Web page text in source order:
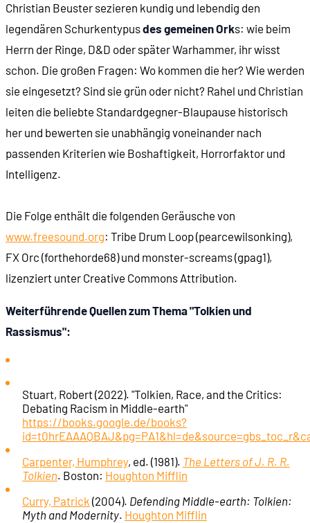
00:26:31 Orks in Warhammer Fantasy (1983)
00:27:19 Die ersten Darstellungen von Orks
00:28:40 "Die Straße nach Minas Tirith"
00:29:08 "Zwei Orks"
00:30:31
00:30:55 Das erste Ork-Bild in Dungeons & Dragons
00:31:23 Orks im Hildebrand-Kalender (1976)
00:32:52
00:35:12 Der Bakshi-Film (1978)
00:36:09 The Return of the King (1980)
00:37:38 Wann wurde der Ork grün?
Christian Beuster sezieren kundig und lebendig den
legendären Schurkentypusdes gemeinen Orks: wie beim
Herrn der Ringe, D&D oder später Warhammer, ihr wisst
schon. Die großen Fragen: Wo kommen die her? Wie werden
sie eingesetzt? Sind sie grün oder nicht? Rahel und Christian
leiten die beliebte Standardgegner-Blaupause historisch
her und bewerten sie unabhängig voneinander nach
passenden Kriterien wie Boshaftigkeit, Horrorfaktor und
Intelligenz.
Die Folge enthält die folgenden Geräusche von
www.freesound.org: Tribe Drum Loop (pearcewilsonking),
FX Orc (forthehorde68) und monster-screams (gpag1),
lizenziert unter Creative Commons Attribution.
Weiterführende Quellen zum Thema "Tolkien und
Rassismus":
Stuart, Robert (2022). "Tolkien, Race, and the Critics:
Debating Racism in Middle-earth"
https://books.google.de/books?
Carpenter, Humphrey, ed. (1981). The Letters of J. R. R.
Tolkien. Boston: Houghton Mifflin
Curry, Patrick (2004). Defending Middle-earth: Tolkien:
Myth and Modernity. Houghton Mifflin